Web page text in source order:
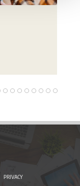
PRIVACY